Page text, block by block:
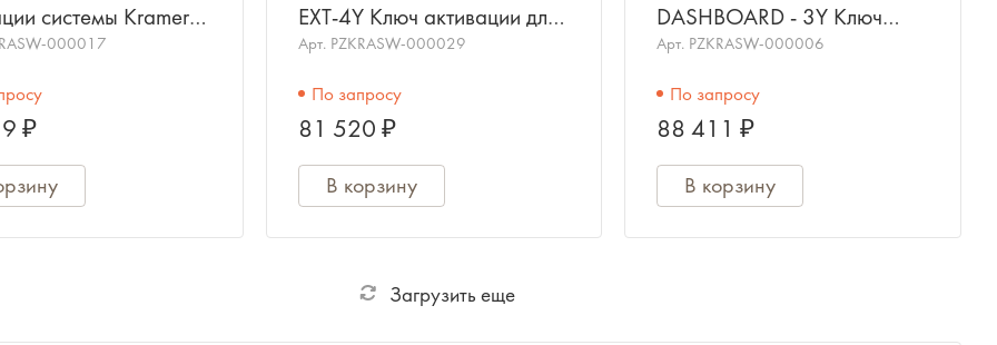
системы Kramer
на 5 устройств
000017
₽
EXT-4Y Ключ активации для
облачной системы
KronoMeet; 4 года
Арт. PZKRASW-000029
По запросу
81 520 ₽
В корзину
DASHBOARD - 3Y Ключ
активации для облачной
Control D
Арт. PZKRASW-000006
По запросу
88 411 ₽
В корзину
Загрузить еще